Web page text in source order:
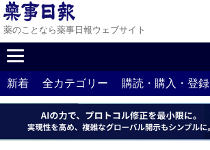
薬のことなら薬事日報ウェブサイト
新着 全カテゴリー 購読・購入・登録